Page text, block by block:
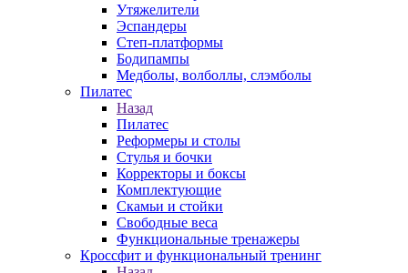
Утяжелители
Эспандеры
Степ-платформы
Бодипампы
Медболы, волболлы, слэмболы
Пилатес
Назад
Пилатес
Реформеры и столы
Стулья и бочки
Корректоры и боксы
Комплектующие
Скамьи и стойки
Свободные веса
Функциональные тренажеры
Кроссфит и функциональный тренинг